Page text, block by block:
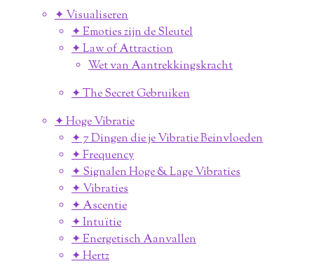
✦ Visualiseren
✦ Emoties zijn de Sleutel
✦ Law of Attraction
Wet van Aantrekkingskracht
✦ The Secret Gebruiken
✦ Hoge Vibratie
✦ 7 Dingen die je Vibratie Beinvloeden
✦ Frequency
✦ Signalen Hoge & Lage Vibraties
✦ Vibraties
✦ Ascentie
✦ Intuïtie
✦ Energetisch Aanvallen
✦ Hertz